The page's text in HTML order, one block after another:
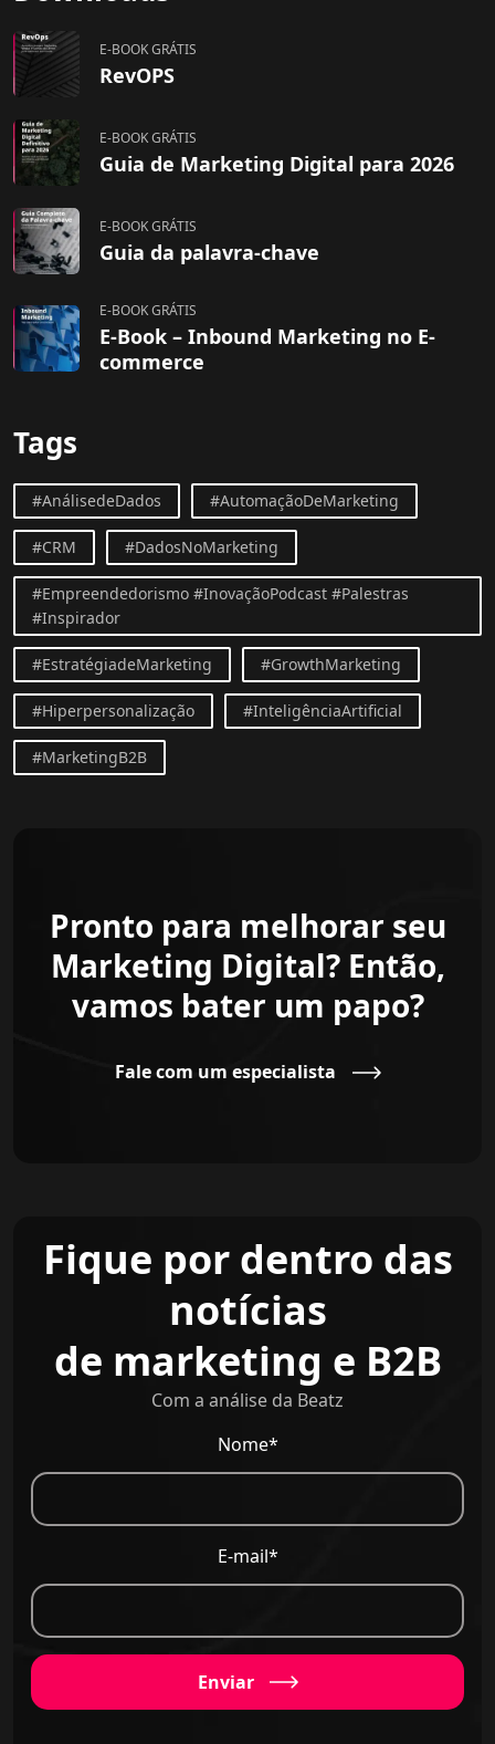
E-BOOK GRÁTIS
RevOPS
E-BOOK GRÁTIS
Guia de Marketing Digital para 2026
E-BOOK GRÁTIS
Guia da palavra-chave
E-BOOK GRÁTIS
E-Book – Inbound Marketing no E-
commerce
Tags
#AnálisedeDados #AutomaçãoDeMarketing
#CRM #DadosNoMarketing
#Empreendedorismo #InovaçãoPodcast #Palestras
#Inspirador
#EstratégiadeMarketing #GrowthMarketing
#Hiperpersonalização #InteligênciaArtificial
#MarketingB2B
Pronto para melhorar seu
Marketing Digital? Então,
vamos bater um papo?
Fale com um especialista
Fique por dentro das
notícias
de marketing e B2B
Com a análise da Beatz
Nome*
E-mail*
Enviar